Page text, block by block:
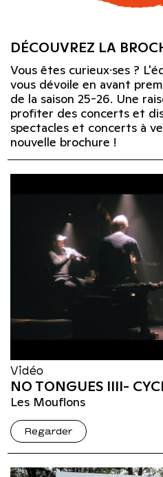
DÉCOUVREZ LA
Vous êtes curieux·ses ?
vous dévoile en avant
de la saison 25-26. Une
profiter des concerts et
spectacles et concerts à
nouvelle brochure !
Vidéo
NO TONGUES IIII-
Les Mouflons
Regarder